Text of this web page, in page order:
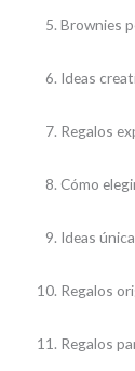
Brownies
Ideas
Regalos
Cómo
Ideas
Regalos
Regalos